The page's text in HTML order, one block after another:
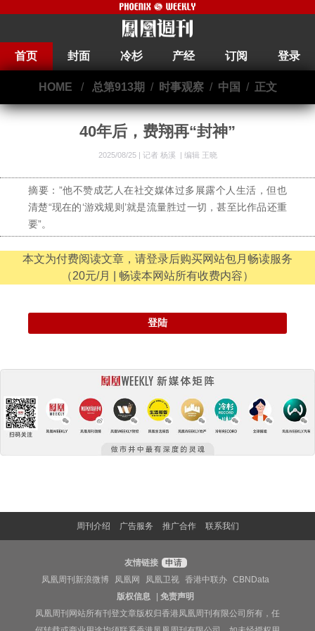
首页 封面 冷杉 产经 订阅 登录
HOME / 总第913期 / 时事观察/ 中国 / 正文
40年后，费翔再“封神”
2025/08/25 | 记者 杨溪 编辑 王晓
摘要：”他不赞成艺人在社交媒体过多展露个人生活，但也
清楚“现在的‘游戏规则’就是流量胜过一切，甚至比作品还重
要”。
本文为付费阅读文章，请登录后购买网站包月畅读服务
（20元/月 | 畅读本网站所有收费内容）
登陆
周刊介绍 广告服务 推广合作 联系我们
友情链接
申请
凤凰周刊新浪微博
凤凰网 凤凰卫视 香港中联办
CBNData
版权信息
|免责声明
凤凰周刊网站所有刊登文章版权归香港凤凰周刊有限公司所有，任